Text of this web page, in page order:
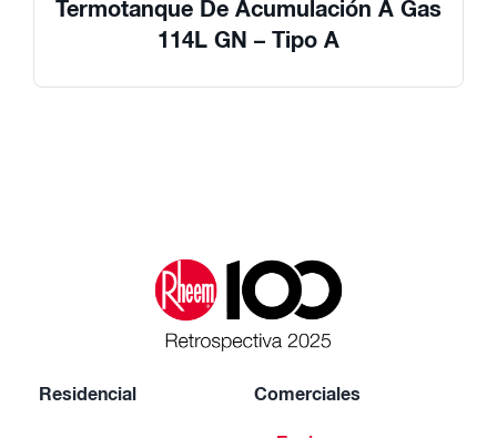
Termotanque De Acumulación A Gas
114L GN – Tipo A
Residencial Comerciales